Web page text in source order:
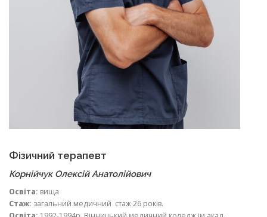
Фізичний терапевт
Корнійчук Олексій Анатолійович
Освіта: вища
Стаж: загальний медичний стаж 26 років.